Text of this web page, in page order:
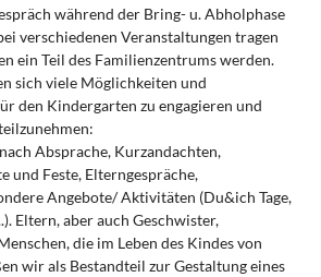
während der Bring- u. Abholphase
verschiedenen Veranstaltungen tragen
ein Teil des Familienzentrums werden.
sich viele Möglichkeiten und
den Kindergarten zu engagieren und
Absprache, Kurzandachten,
und Feste, Elterngespräche,
Angebote/ Aktivitäten (Du&ich Tage,
Eltern, aber auch Geschwister,
die im Leben des Kindes von
wir als Bestandteil zur Gestaltung eines